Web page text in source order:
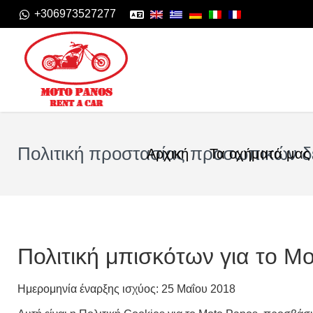
+306973527277
Αρχική Τα οχήματά μας
Πολιτική προστασίας προσωπικών
Πολιτική μπισκότων για το
Ημερομηνία έναρξης ισχύος: 25 Μαΐου 2018